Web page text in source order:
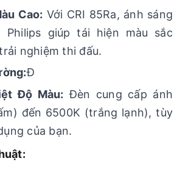
Cao: Với CRI 85Ra, ánh sáng
Philips giúp tái hiện màu sắc
nghiệm thi đấu.
Đ
Độ Màu: Đèn cung cấp ánh
đến 6500K (trắng lạnh), tùy
của bạn.